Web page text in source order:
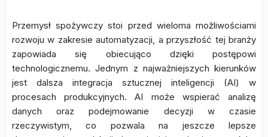
Przemysł spożywczy stoi przed wieloma możliwościami
rozwoju w zakresie automatyzacji, a przyszłość tej branży
zapowiada się obiecująco dzięki postępowi
technologicznemu. Jednym z najważniejszych kierunków
jest dalsza integracja sztucznej inteligencji (AI) w
procesach produkcyjnych. AI może wspierać analizę
danych oraz podejmowanie decyzji w czasie
rzeczywistym, co pozwala na jeszcze lepsze